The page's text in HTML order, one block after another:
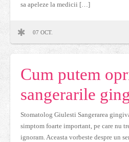
sa apeleze la medicii […]
07 OCT.
Cum putem
sangerarile
Stomatolog Giulesti Sangerarea
simptom foarte important, pe care nu
ignoram. Aceasta vorbeste despre un